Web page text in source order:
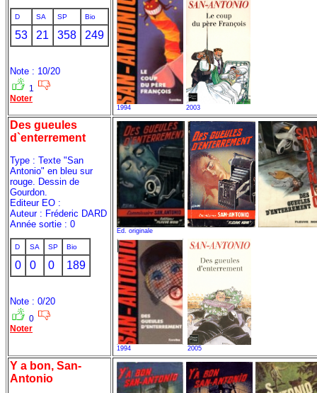
D SA SP Bio
53 21 358 249
Note : 10/20
1
Noter
1994 2003
Des gueules
d`enterrement
Type : Texte "San
Antonio" en bleu sur
rouge. Dessin de
Gourdon.
Editeur EO :
Auteur : Fréderic DARD
Année sortie : 0
D SA SP Bio
0 0 0 189
Note : 0/20
0
Noter
Ed. originale
1994 2005
Y a bon, San-
Antonio